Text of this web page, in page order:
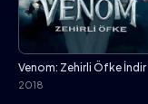
Venom: Zehirli Öfke İndir
2018